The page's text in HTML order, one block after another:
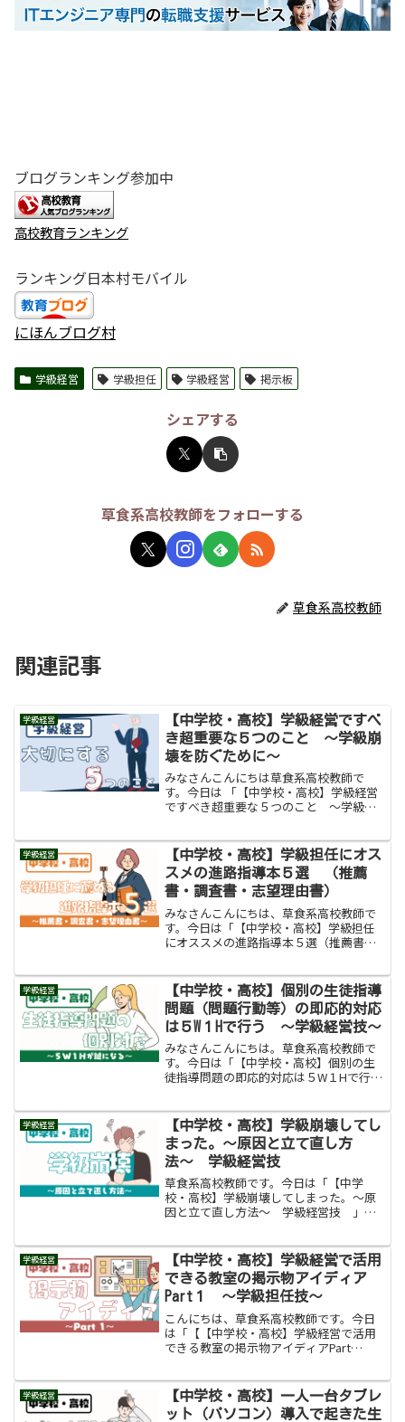
ブログランキング参加中
高校教育ランキング
ランキング日本村モバイル
にほんブログ村
学級経営 学級担任 学級経営 掲示板
シェアする
草食系高校教師をフォローする
草食系高校教師
関連記事
学級経営
【中学校・高校】学級経営ですべ
き超重要な５つのこと 〜学級崩
壊を防ぐために〜
みなさんこんにちは草食系高校教師で
す。今日は 「【中学校・高校】学級経営
ですべき超重要な５つのこと 〜学級崩
年間、学級の生徒と上手に向き合わなけ
ればいけません。「上手に...
学級経営
【中学校・高校】学級担任にオス
スメの進路指導本５選 （推薦
書・調査書・志望理由書）
みなさんこんにちは、草食系高校教師で
す。今日は「【中学校・高校】学級担任
にオススメの進路指導本５選（推薦書・
りたい。。。草食系教師本から学ぶこと
がたくさんあります！ 初め...
学級経営
【中学校・高校】個別の生徒指導
問題（問題行動等）の即応的対応
は５W１Hで行う 〜学級経営技〜
みなさんこんにちは。草食系高校教師で
す。今日は「【中学校・高校】個別の生
徒指導問題の即応的対応は５W１Hで行
経営に苦労していませんか？私は教育困
難校で勤務していたことも...
学級経営
【中学校・高校】学級崩壊してし
まった。〜原因と立て直し方
法〜 学級経営技
草食系高校教師です。今日は「【中学
校・高校】学級崩壊してしまった。〜原
因と立て直し方法〜 学級経営技 」を
知識量すごいですねー」「すごい先生な
んですね」とコメン...
学級経営
【中学校・高校】学級経営で活用
できる教室の掲示物アイディア
Part１ 〜学級担任技〜
こんにちは、草食系高校教師です。今日
は「【【中学校・高校】学級経営で活用
できる教室の掲示物アイディアPart
示板、または教室の後ろにある掲示板に
何を掲示していますか。脱...
学級経営
【中学校・高校】一人一台タブレ
ット（パソコン）導入で起きた生